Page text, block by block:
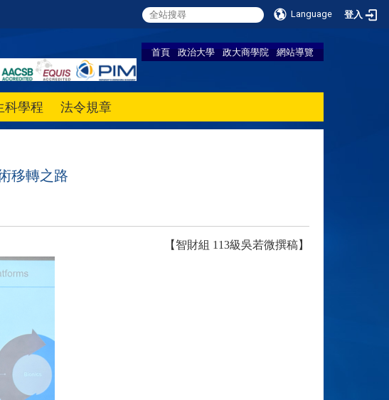
Language 登入
首頁 政治大學 政大商學院 網站導覽
科學程 法令規章
移轉之路
【智財組 113級吳若微撰稿】